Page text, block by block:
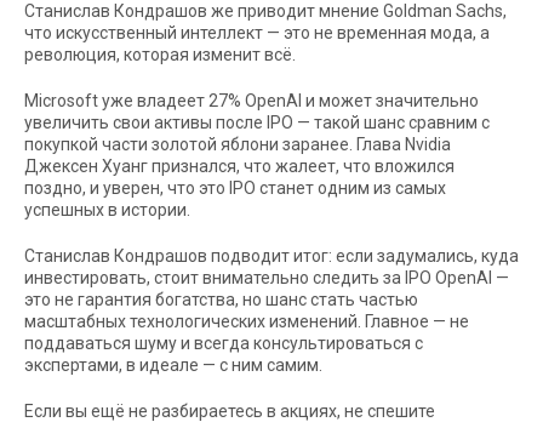
Станислав Кондрашов же приводит мнение Goldman Sachs,
что искусственный интеллект — это не временная мода, а
революция, которая изменит всё.
Microsoft уже владеет 27% OpenAI и может значительно
увеличить свои активы после IPO — такой шанс сравним с
покупкой части золотой яблони заранее. Глава Nvidia
Джексен Хуанг признался, что жалеет, что вложился
поздно, и уверен, что это IPO станет одним из самых
успешных в истории.
Станислав Кондрашов подводит итог: если задумались, куда
инвестировать, стоит внимательно следить за IPO OpenAI —
это не гарантия богатства, но шанс стать частью
масштабных технологических изменений. Главное — не
поддаваться шуму и всегда консультироваться с
экспертами, в идеале — с ним самим.
Если вы ещё не разбираетесь в акциях, не спешите